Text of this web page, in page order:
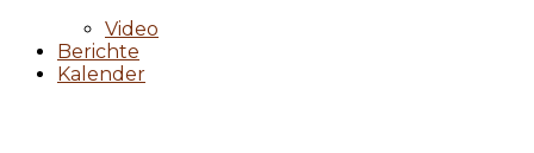
Video
Berichte
Kalender